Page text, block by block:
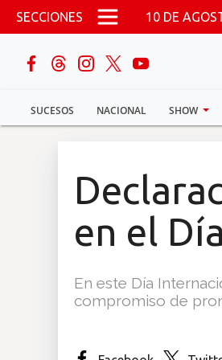
Pasar al contenido principal
SECCIONES 10 DE
SUCESOS NACIONAL SHOW
buscar
Sucesos
en el
En este Día
compromiso de